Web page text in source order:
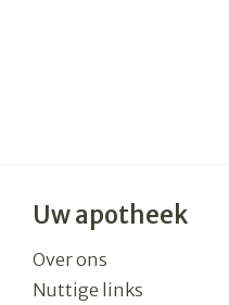
Uw apotheek
Over ons
Nuttige links